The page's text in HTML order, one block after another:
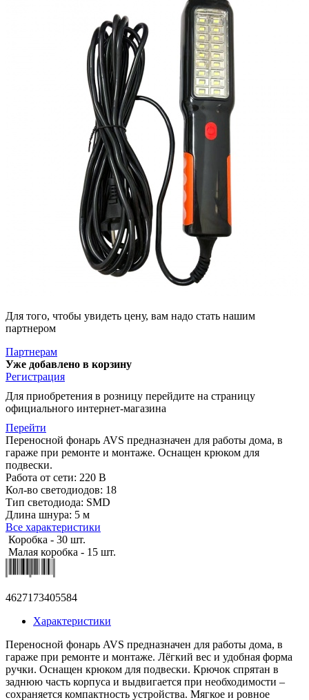
Для того, чтобы увидеть цену, вам надо стать нашим
партнером
Партнерам
Уже добавлено в корзину
Регистрация
Для приобретения в розницу перейдите на страницу
официального интернет-магазина
Перейти
Переносной фонарь AVS предназначен для работы дома, в
гараже при ремонте и монтаже. Оснащен крюком для
подвески.
Работа от сети: 220 В
Кол-во светодиодов: 18
Тип светодиода: SMD
Длина шнура: 5 м
Все характеристики
Коробка - 30 шт.
Малая коробка - 15 шт.
4627173405584
Характеристики
Переносной фонарь AVS предназначен для работы дома, в
гараже при ремонте и монтаже. Лёгкий вес и удобная форма
ручки. Оснащен крюком для подвески. Крючок спрятан в
заднюю часть корпуса и выдвигается при необходимости –
сохраняется компактность устройства. Мягкое и ровное